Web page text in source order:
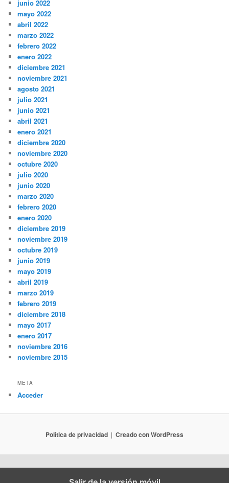
junio 2022
mayo 2022
abril 2022
marzo 2022
febrero 2022
enero 2022
diciembre 2021
noviembre 2021
agosto 2021
julio 2021
junio 2021
abril 2021
enero 2021
diciembre 2020
noviembre 2020
octubre 2020
julio 2020
junio 2020
marzo 2020
febrero 2020
enero 2020
diciembre 2019
noviembre 2019
octubre 2019
junio 2019
mayo 2019
abril 2019
marzo 2019
febrero 2019
diciembre 2018
mayo 2017
enero 2017
noviembre 2016
noviembre 2015
META
Acceder
Política de privacidad Creado con WordPress